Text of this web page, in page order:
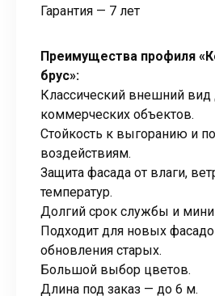
Гарантия — 7 лет
Преимущества профиля
брус»:
Классический внешний вид
коммерческих объектов.
Стойкость к выгоранию и
воздействиям.
Защита фасада от влаги,
температур.
Долгий срок службы и
Подходит для новых
обновления старых.
Большой выбор цветов.
Длина под заказ — до 6 м.